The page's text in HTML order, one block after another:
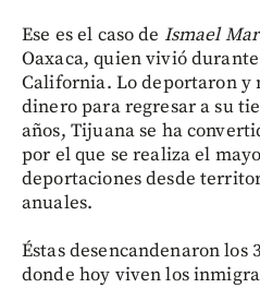
Ese es el caso de Ismael
Oaxaca, quien vivió
California. Lo deportaron y
dinero para regresar a su
años, Tijuana se ha
por el que se realiza el
deportaciones desde
anuales.
Éstas desencandenaron los
donde hoy viven los